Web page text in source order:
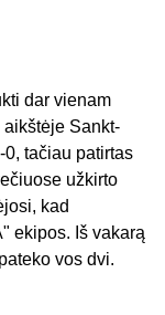
dar vienam
Sankt-
tačiau patirtas
užkirto
kad
ekipos. Iš vakarą
vos dvi.